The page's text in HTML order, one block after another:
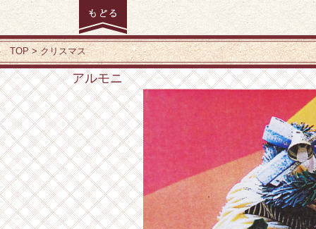
TOP クリスマス
アルモニ